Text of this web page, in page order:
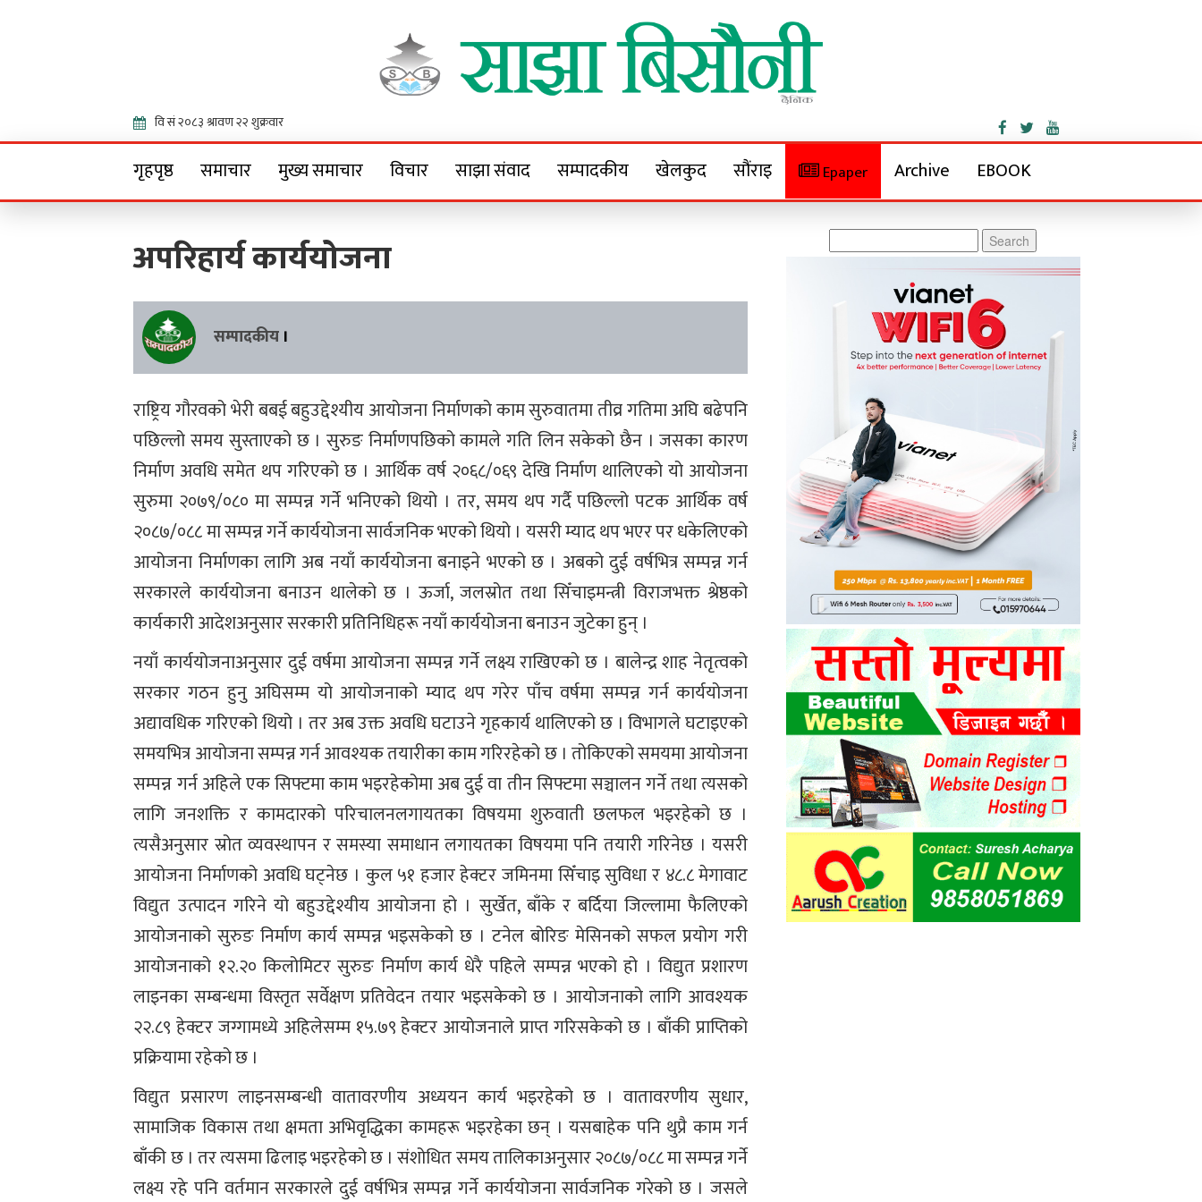
Sajha Bisaunee
गृहपृष्ठ समाचार मुख्य समाचार विचार साझा संवाद सम्पादकीय खेलकुद सौंराइ Epaper Archive EBOOK
अपरिहार्य कार्ययोजना
सम्पादकीय ।
राष्ट्रिय गौरवको भेरी बबई बहुउद्देश्यीय आयोजना निर्माणको काम सुरुवातमा तीव्र गतिमा अघि बढेपनि
पछिल्लो समय सुस्ताएको छ । सुरुङ निर्माणपछिको कामले गति लिन सकेको छैन । जसका कारण
निर्माण अवधि समेत थप गरिएको छ । आर्थिक वर्ष २०६८/०६९ देखि निर्माण थालिएको यो आयोजना
सुरुमा २०७९/०८० मा सम्पन्न गर्ने भनिएको थियो । तर, समय थप गर्दै पछिल्लो पटक आर्थिक वर्ष
२०८७/०८८ मा सम्पन्न गर्ने कार्ययोजना सार्वजनिक भएको थियो । यसरी म्याद थप भएर पर धकेलिएको
आयोजना निर्माणका लागि अब नयाँ कार्ययोजना बनाइने भएको छ । अबको दुई वर्षभित्र सम्पन्न गर्न
सरकारले कार्ययोजना बनाउन थालेको छ । ऊर्जा, जलस्रोत तथा सिँचाइमन्त्री विराजभक्त श्रेष्ठको
कार्यकारी आदेशअनुसार सरकारी प्रतिनिधिहरू नयाँ कार्ययोजना बनाउन जुटेका हुन् ।
नयाँ कार्ययोजनाअनुसार दुई वर्षमा आयोजना सम्पन्न गर्ने लक्ष्य राखिएको छ । बालेन्द्र शाह नेतृत्वको
सरकार गठन हुनु अघिसम्म यो आयोजनाको म्याद थप गरेर पाँच वर्षमा सम्पन्न गर्न कार्ययोजना
अद्यावधिक गरिएको थियो । तर अब उक्त अवधि घटाउने गृहकार्य थालिएको छ । विभागले घटाइएको
समयभित्र आयोजना सम्पन्न गर्न आवश्यक तयारीका काम गरिरहेको छ । तोकिएको समयमा आयोजना
सम्पन्न गर्न अहिले एक सिफ्टमा काम भइरहेकोमा अब दुई वा तीन सिफ्टमा सञ्चालन गर्ने तथा त्यसको
लागि जनशक्ति र कामदारको परिचालनलगायतका विषयमा शुरुवाती छलफल भइरहेको छ ।
त्यसैअनुसार स्रोत व्यवस्थापन र समस्या समाधान लगायतका विषयमा पनि तयारी गरिनेछ । यसरी
आयोजना निर्माणको अवधि घट्नेछ । कुल ५१ हजार हेक्टर जमिनमा सिँचाइ सुविधा र ४८.८ मेगावाट
विद्युत उत्पादन गरिने यो बहुउद्देश्यीय आयोजना हो । सुर्खेत, बाँके र बर्दिया जिल्लामा फैलिएको
आयोजनाको सुरुङ निर्माण कार्य सम्पन्न भइसकेको छ । टनेल बोरिङ मेसिनको सफल प्रयोग गरी
आयोजनाको १२.२० किलोमिटर सुरुङ निर्माण कार्य धेरै पहिले सम्पन्न भएको हो । विद्युत प्रशारण
लाइनका सम्बन्धमा विस्तृत सर्वेक्षण प्रतिवेदन तयार भइसकेको छ । आयोजनाको लागि आवश्यक
२२.८९ हेक्टर जग्गामध्ये अहिलेसम्म १५.७९ हेक्टर आयोजनाले प्राप्त गरिसकेको छ । बाँकी प्राप्तिको
प्रक्रियामा रहेको छ ।
विद्युत प्रसारण लाइनसम्बन्धी वातावरणीय अध्ययन कार्य भइरहेको छ । वातावरणीय सुधार,
सामाजिक विकास तथा क्षमता अभिवृद्धिका कामहरू भइरहेका छन् । यसबाहेक पनि थुप्रै काम गर्न
बाँकी छ । तर त्यसमा ढिलाइ भइरहेको छ । संशोधित समय तालिकाअनुसार २०८७/०८८ मा सम्पन्न गर्ने
लक्ष्य रहे पनि वर्तमान सरकारले दुई वर्षभित्र सम्पन्न गर्ने कार्ययोजना सार्वजनिक गरेको छ । जसले
for: